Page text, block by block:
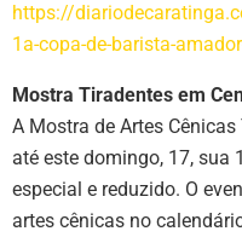
https://
1a-copa-de-barista-
Mostra Tiradentes em
A Mostra de Artes
até este domingo, 17, sua
especial e reduzido. O
artes cênicas no